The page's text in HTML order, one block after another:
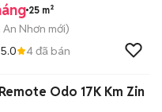
25 m²
An Nhơn mới)
5.0 4đã bán
Odo 17K Km Zin